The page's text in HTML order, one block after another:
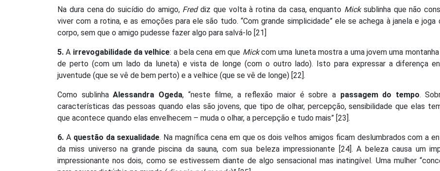
Na dura cena do suicídio do amigo, Fred diz que volta à rotina da casa, enquanto Micksublinha que não
viver com a rotina, e as emoções para ele são tudo. “Com grande simplicidade” ele se achega à janela e joga
corpo, sem que o amigo pudesse fazer algo para salvá-lo [21]
5. A irrevogabilidade da velhice: a bela cena em que Mickcom uma luneta mostra a uma jovem uma
de perto (com um lado da luneta) e vista de longe (com o outro lado). Isto para expressar a diferença
juventude (que se vê de bem perto) e a velhice (que se vê de longe) [22].
Como sublinhaAlessandra Ogeda, “neste filme, a reflexão maior é sobre a passagem do tempo.
características das pessoas quando elas são jovens, que tipo de olhar, percepção, sensibilidade que elas
que acontece quando elas envelhecem – muda o olhar, a percepção e tudo mais” [23].
6. A questão da sexualidade. Na magnífica cena em que os dois velhos amigos ficam deslumbrados com a
da miss universo na grande piscina da sauna, com sua beleza impressionante [24]. A beleza causa um
impressionante nos dois, como se estivessem diante de algo sensacional mas inatingível. Uma mulher